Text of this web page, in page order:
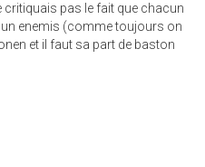
critiquais pas le fait que chacun
enemis (comme toujours on
et il faut sa part de baston